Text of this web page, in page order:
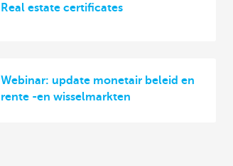
Real estate certificates
Webinar: update monetair beleid en
rente -en wisselmarkten